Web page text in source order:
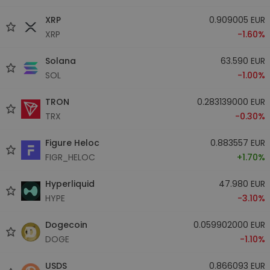
XRP
XRP
0.909005 EUR
-1.60%
Solana
SOL
63.590 EUR
-1.00%
TRON
TRX
0.283139000 EUR
-0.30%
Figure Heloc
FIGR_HELOC
0.883557 EUR
+1.70%
Hyperliquid
HYPE
47.980 EUR
-3.10%
Dogecoin
DOGE
0.059902000 EUR
-1.10%
USDS
0.866093 EUR